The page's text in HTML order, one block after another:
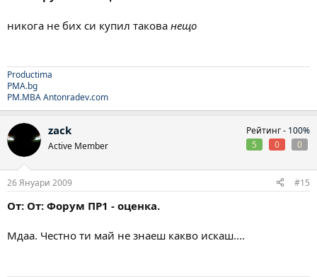
никога не бих си купил такова нещо
Productima
PMA.bg
PM.MBAAntonradev.com
zack
Active Member
Рейтинг - 100%
5
0 0
26 Януари 2009 #15
От: От: Форум ПР1 - оценка.
Мдаа. Честно ти май не знаеш какво искаш....